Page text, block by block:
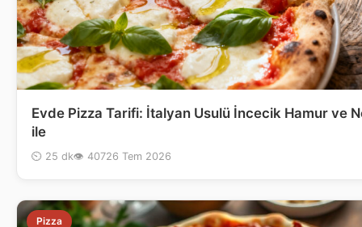
Evde Pizza Tarifi: İtalyan Usulü İncecik Hamur ve
ile
⏲ 25 dk👁 40726 Tem 2026
Pizza